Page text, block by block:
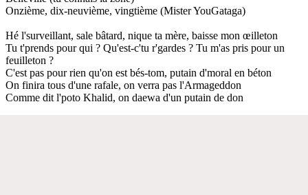
Onzième, dix-neuvième, vingtième (Mister YouGataga)
Hé l'surveillant, sale bâtard, nique ta mère, baisse mon œilleton
Tu t'prends pour qui ? Qu'est-c'tu r'gardes ? Tu m'as pris pour un
feuilleton ?
C'est pas pour rien qu'on est bés-tom, putain d'moral en béton
On finira tous d'une rafale, on verra pas l'Armageddon
Comme dit l'poto Khalid, on daewa d'un putain de don